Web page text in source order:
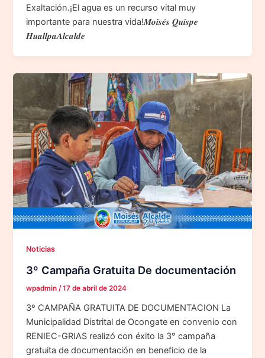
Exaltación.¡El agua es un recurso vital muy
importante para nuestra vida!𝑴𝒐𝒊𝒔𝒆́𝒔 𝑸𝒖𝒊𝒔𝒑𝒆
𝑯𝒖𝒂𝒍𝒍𝒑𝒂𝑨𝒍𝒄𝒂𝒍𝒅𝒆
Noticias
3º Campaña Gratuita De documentación
wpadmin /17 de abril de 2024
3º CAMPAÑA GRATUITA DE DOCUMENTACION La
Municipalidad Distrital de Ocongate en convenio con
RENIEC-GRIAS realizó con éxito la 3° campaña
gratuita de documentación en beneficio de la